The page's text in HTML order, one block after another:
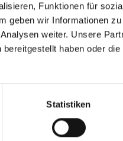
Funktionen für
geben wir Informationen
weiter. Unsere
haben oder
Statistiken